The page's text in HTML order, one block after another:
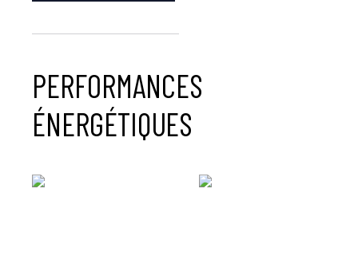
PERFORMANCES
ÉNERGÉTIQUES